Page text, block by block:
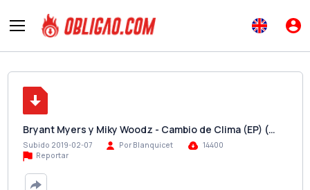
Bryant Myers y Miky Woodz - Cambio de Clima (EP) (…
Subido 2019-02-07 Por Blanquicet
14400
Reportar